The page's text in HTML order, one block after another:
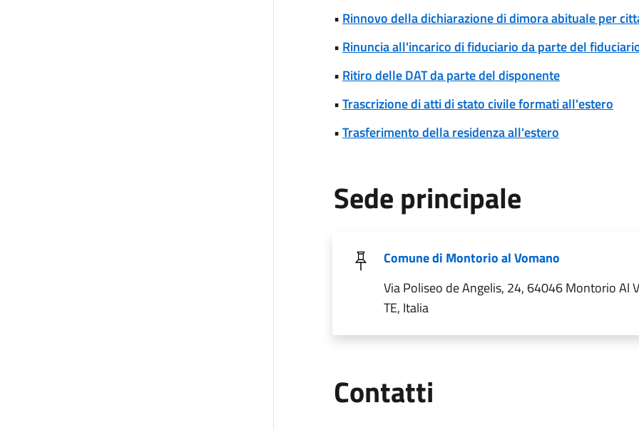
• Rinnovo della dichiarazione di dimora abituale per
• Rinuncia all'incarico di fiduciario da parte del
• Ritiro delle DAT da parte del disponente
•Trascrizione di atti di stato civile formati all'estero
•Trasferimento della residenza all'estero
Sede principale
Comune di Montorio al Vomano
Via Poliseo de Angelis, 24, 64046 Montorio Al
TE, Italia
Contatti